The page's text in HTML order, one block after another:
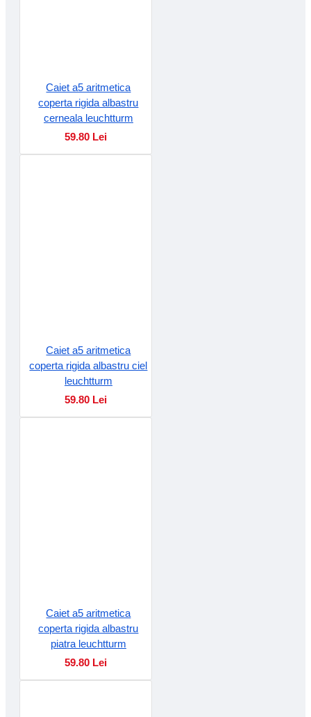
Caiet a5 aritmetica
coperta rigida albastru
cerneala leuchtturm
59.80 Lei
Caiet a5 aritmetica
coperta rigida albastru ciel
leuchtturm
59.80 Lei
Caiet a5 aritmetica
coperta rigida albastru
piatra leuchtturm
59.80 Lei